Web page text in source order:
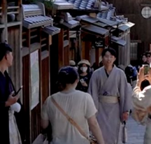
regorge d’expériences
dès maintenant et découvrez